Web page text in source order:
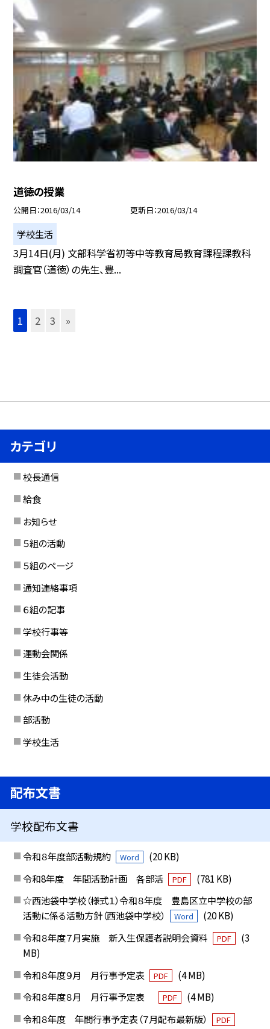
道徳の授業
公開日 2016/03/14 更新日 2016/03/14
学校生活
3月14日(月) 文部科学省初等中等教育局教育課程課教科
調査官（道徳）の先生、豊...
1 2 3 »
カテゴリ
校長通信
給食
お知らせ
５組の活動
５組のページ
通知連絡事項
６組の記事
学校行事等
運動会関係
生徒会活動
休み中の生徒の活動
部活動
学校生活
配布文書
学校配布文書
令和８年度部活動規約 Word
(20 KB)
令和8年度 年間活動計画 各部活
PDF
(781 KB)
☆西池袋中学校（様式１）令和８年度 豊島区立中学校の部
活動に係る活動方針（西池袋中学校）
Word
(20 KB)
令和８年度７月実施 新入生保護者説明会資料
PDF
(3
MB)
令和８年度９月 月行事予定表
PDF
(4 MB)
令和８年度８月 月行事予定表
PDF
(4 MB)
令和８年度 年間行事予定表（７月配布最新版）
PDF